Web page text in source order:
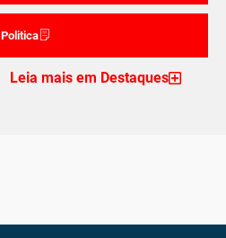
Politica
Leia mais em Destaques